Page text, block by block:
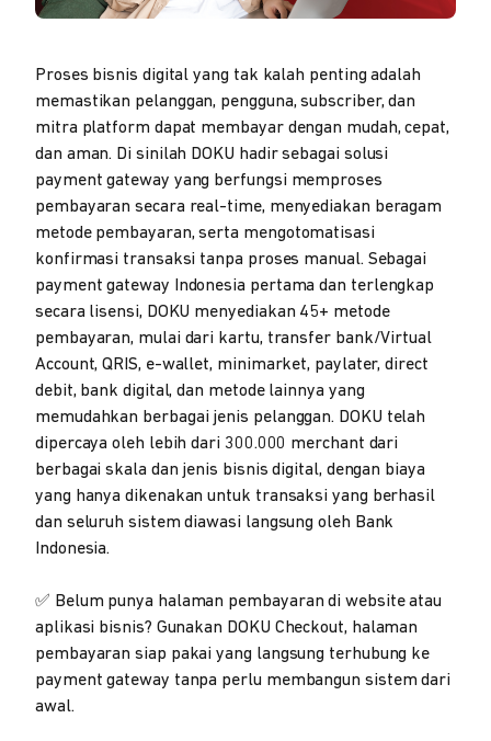
Proses bisnis digital yang tak kalah penting adalah
memastikan pelanggan, pengguna, subscriber, dan
mitra platform dapat membayar dengan mudah, cepat,
dan aman. Di sinilah DOKU hadir sebagai solusi
payment gateway yang berfungsi memproses
pembayaran secara real-time, menyediakan beragam
metode pembayaran, serta mengotomatisasi
konfirmasi transaksi tanpa proses manual. Sebagai
payment gateway Indonesia pertama dan terlengkap
secara lisensi, DOKU menyediakan 45+ metode
pembayaran, mulai dari kartu, transfer bank/Virtual
Account, QRIS, e-wallet, minimarket, paylater, direct
debit, bank digital, dan metode lainnya yang
memudahkan berbagai jenis pelanggan. DOKU telah
dipercaya oleh lebih dari 300.000 merchant dari
berbagai skala dan jenis bisnis digital, dengan biaya
yang hanya dikenakan untuk transaksi yang berhasil
dan seluruh sistem diawasi langsung oleh Bank
Indonesia.
✅ Belum punya halaman pembayaran di website atau
aplikasi bisnis? Gunakan DOKU Checkout, halaman
pembayaran siap pakai yang langsung terhubung ke
payment gateway tanpa perlu membangun sistem dari
awal.